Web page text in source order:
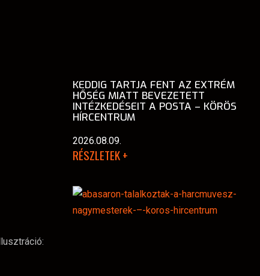
Illusztráció:
KEDDIG TARTJA FENT AZ EXTRÉM
HŐSÉG MIATT BEVEZETETT
INTÉZKEDÉSEIT A POSTA – KÖRÖS
HÍRCENTRUM
2026.08.09.
RÉSZLETEK +